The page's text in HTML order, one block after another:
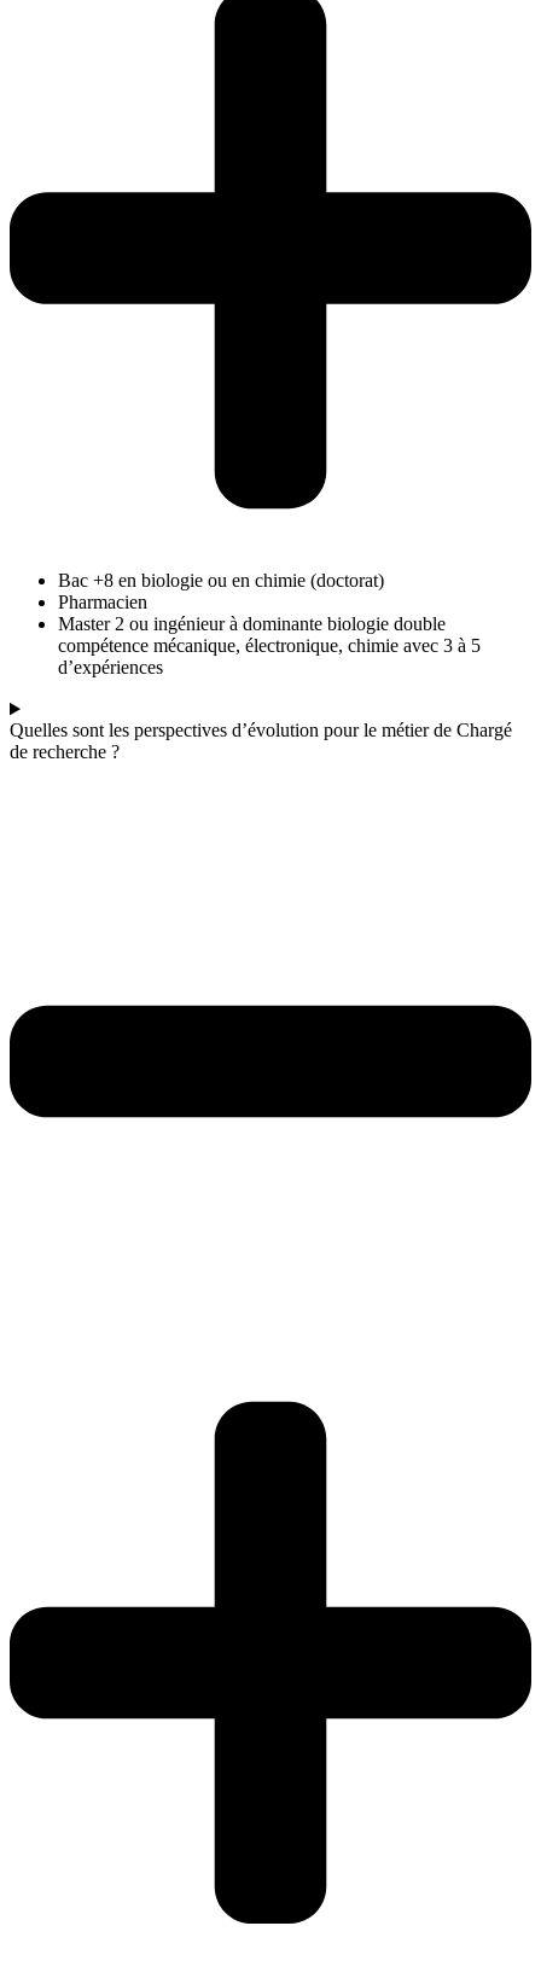
Bac +8 en biologie ou en chimie (doctorat)
Pharmacien
Master 2 ou ingénieur à dominante biologie double
compétence mécanique, électronique, chimie avec 3 à 5
d’expériences
Quelles sont les perspectives d’évolution pour le métier de Chargé
de recherche ?